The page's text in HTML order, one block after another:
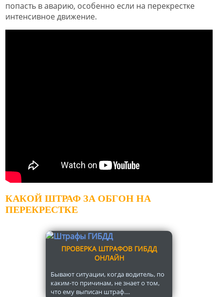
попасть в аварию, особенно если на перекрестке
интенсивное движение.
КАКОЙ ШТРАФ ЗА ОБГОН НА
ПЕРЕКРЕСТКЕ
ПРОВЕРКА ШТРАФОВ ГИБДД
ОНЛАЙН
Бывают ситуации, когда водитель, по
каким-то причинам, не знает о том,
что ему выписан штраф....